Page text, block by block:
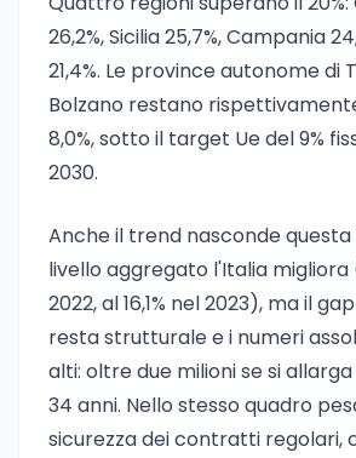
26,2%, Sicilia 25,7%, Campania
21,4%. Le province autonome di
Bolzano restano
8,0%, sotto il target Ue del 9%
2030.
Anche il trend nasconde
livello aggregato l'Italia migliora
2022, al 16,1% nel 2023), ma il
resta strutturale e i numeri
alti: oltre due milioni se si
34 anni. Nello stesso quadro
sicurezza dei contratti regolari,